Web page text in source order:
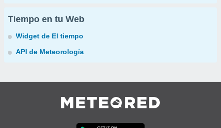
Tiempo en tu Web
Widget de El tiempo
API de Meteorología